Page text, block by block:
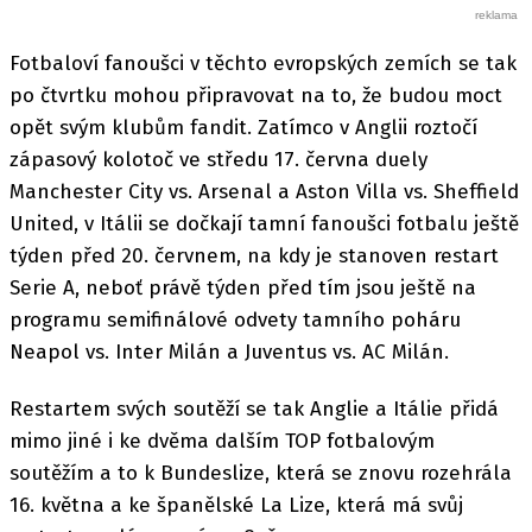
Fotbaloví fanoušci v těchto evropských zemích se tak
po čtvrtku mohou připravovat na to, že budou moct
opět svým klubům fandit. Zatímco v Anglii roztočí
zápasový kolotoč ve středu 17. června duely
Manchester City vs. Arsenal a Aston Villa vs. Sheffield
United, v Itálii se dočkají tamní fanoušci fotbalu ještě
týden před 20. červnem, na kdy je stanoven restart
Serie A, neboť právě týden před tím jsou ještě na
programu semifinálové odvety tamního poháru
Neapol vs. Inter Milán a Juventus vs. AC Milán.
Restartem svých soutěží se tak Anglie a Itálie přidá
mimo jiné i ke dvěma dalším TOP fotbalovým
soutěžím a to k Bundeslize, která se znovu rozehrála
16. května a ke španělské La Lize, která má svůj